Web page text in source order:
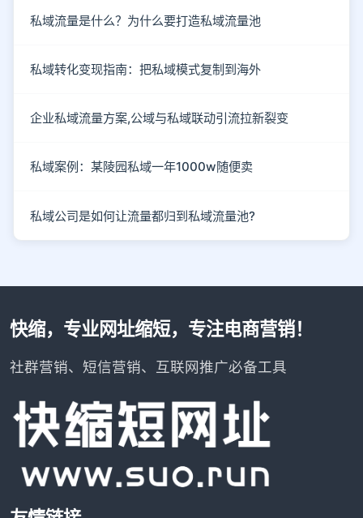
私域流量是什么？为什么要打造私域流量池
私域转化变现指南：把私域模式复制到海外
企业私域流量方案,公域与私域联动引流拉新裂变
私域案例：某陵园私域一年1000w随便卖
私域公司是如何让流量都归到私域流量池?
快缩，专业网址缩短，专注电商营销！
社群营销、短信营销、互联网推广必备工具